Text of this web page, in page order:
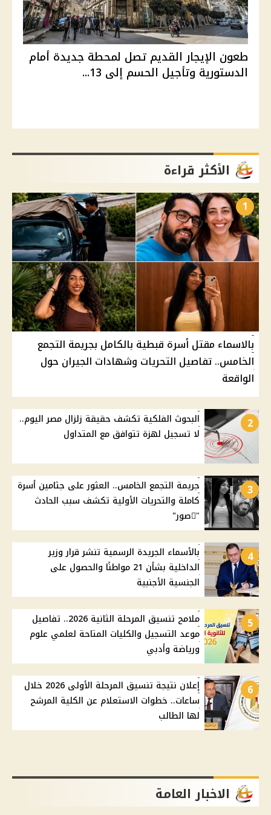
طعون الإيجار القديم تصل لمحطة جديدة أمام
الدستورية وتأجيل الحسم إلى 13...
الأكثر قراءة
1
بالاسماء مقتل أسرة قبطية بالكامل بجريمة التجمع
الخامس.. تفاصيل التحريات وشهادات الجيران حول
الواقعة
2
البحوث الفلكية تكشف حقيقة زلزال مصر اليوم..
لا تسجيل لهزة تتوافق مع المتداول
3
جريمة التجمع الخامس.. العثور على جثامين أسرة
كاملة والتحريات الأولية تكشف سبب الحادث
"ًصور"
4
بالأسماء الجريدة الرسمية تنشر قرار وزير
الداخلية بشأن 21 مواطنًا والحصول على
الجنسية الأجنبية
5
ملامح تنسيق المرحلة الثانية 2026.. تفاصيل
موعد التسجيل والكليات المتاحة لعلمي علوم
ورياضة وأدبي
6
إعلان نتيجة تنسيق المرحلة الأولى 2026 خلال
ساعات.. خطوات الاستعلام عن الكلية المرشح
لها الطالب
الاخبار العامة